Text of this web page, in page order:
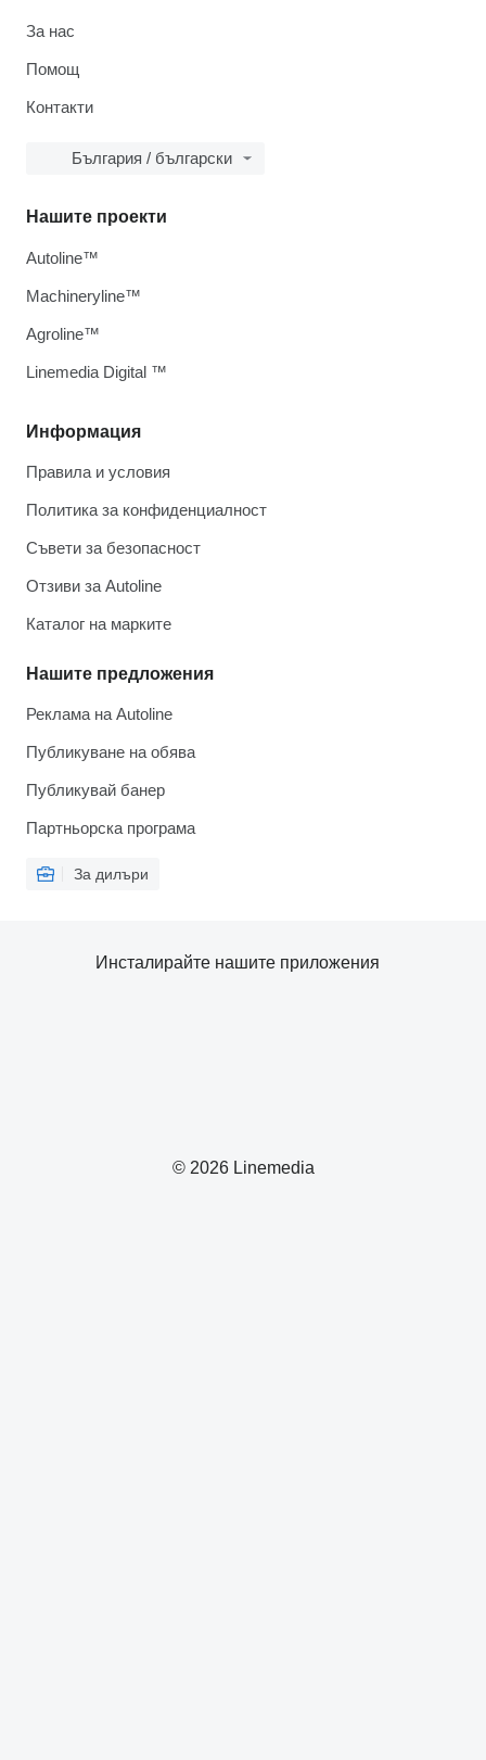
За нас
Помощ
Контакти
България / български
Информация
Правила и условия
Политика за конфиденциалност
Съвети за безопасност
Отзиви за Autoline
Каталог на марките
Нашите предложения
Реклама на Autoline
Публикуване на обява
Публикувай банер
Партньорска програма
За дилъри
Нашите проекти
Autoline™
Machineryline™
Agroline™
Linemedia Digital ™
© 2026 Linemedia
Инсталирайте нашите приложения